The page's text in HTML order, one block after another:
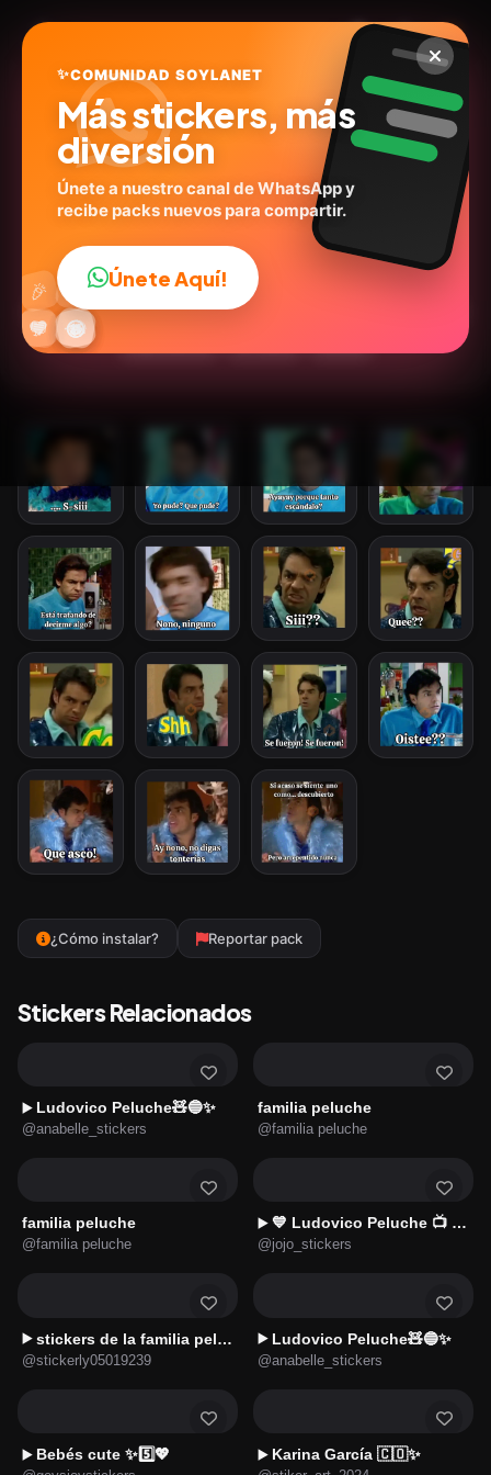
Ludovico Peluche 💙✨
@mamunr23
15stickers Animados Personas
¿Cómo instalar? Reportar pack
Stickers Relacionados
▶️ Ludovico Peluche🧸🔵✨
@anabelle_stickers
familia peluche
@familia peluche
familia peluche
@familia peluche
▶️ 💙 Ludovico Peluche 📺 Frases
@jojo_stickers
▶️ stickers de la familia peluche
@stickerly05019239
▶️ Ludovico Peluche🧸🔵✨
@anabelle_stickers
▶️ Bebés cute ✨5️⃣💖 ▶️ Karina García 🇨🇴✨
😎
😂
🔥
💬
❤️ ✨
🤩
😜
🎉 👍
✨COMUNIDAD SOYLANET
Más stickers, más
diversión
Únete a nuestro canal de WhatsApp y
recibe packs nuevos para compartir.
Únete Aquí!